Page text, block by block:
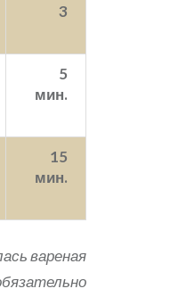
3
5
мин.
15
мин.
вареная